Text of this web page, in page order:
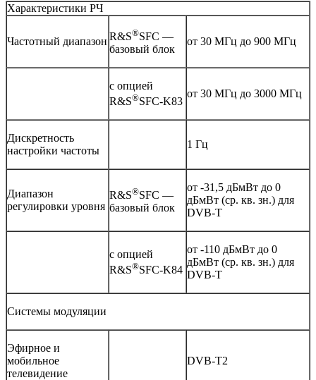
Характеристики РЧ
Частотный диапазон R&S®SFC —
базовый блок
от 30 MГц до 900 МГц
с опцией
R&S®SFC-K83
от 30 MГц до 3000 МГц
Дискретность
настройки частоты
1 Гц
Диапазон
регулировки уровня
R&S®SFC —
базовый блок
от -31,5 дБмВт до 0
дБмВт (ср. кв. зн.) для
DVB-T
с опцией
R&S®SFC-K84
от -110 дБмВт до 0
дБмВт (ср. кв. зн.) для
DVB-T
Системы модуляции
Эфирное и
мобильное
телевидение
DVB-T2